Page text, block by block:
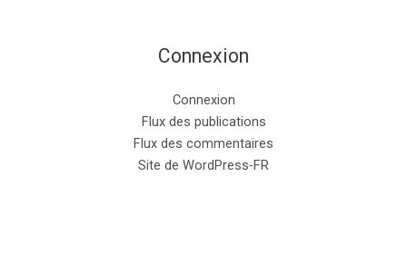
Connexion
Connexion
Flux des publications
Flux des commentaires
Site de WordPress-FR